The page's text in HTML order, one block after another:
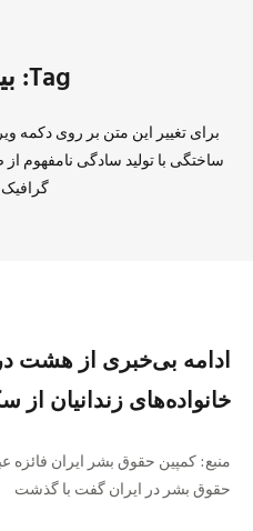
Tag: بیخبری
برای تغییر این متن بر روی دکمه
ساختگی با تولید سادگی نامفهوم
ادامه بی‌خبری از هشت
خانواده‌های زندانیان
منبع: کمپین حقوق بشر ایران فائزه
حقوق بشر در ایران گفت با گذشت